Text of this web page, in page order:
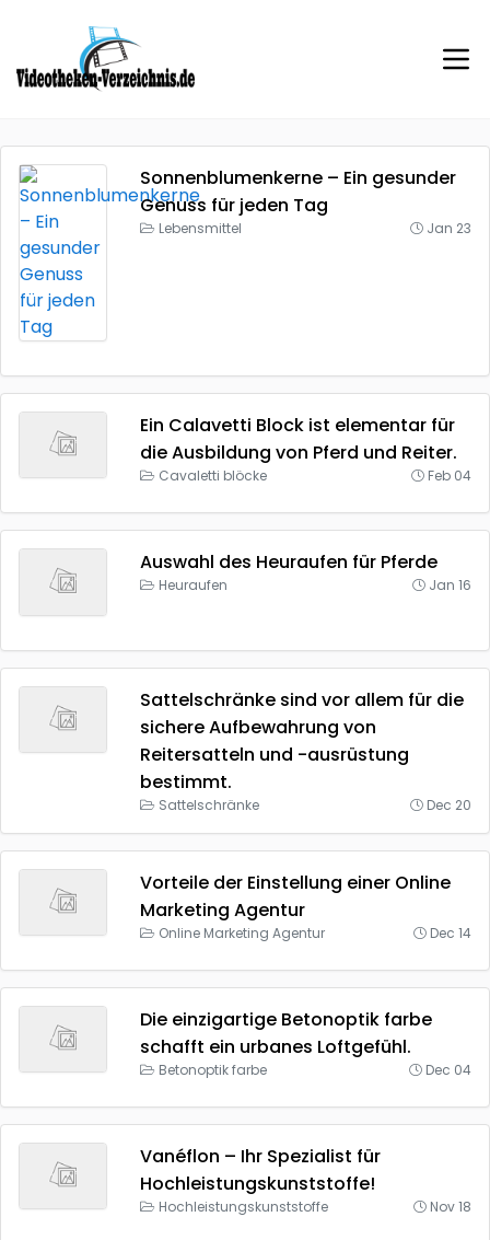
Sonnenblumenkerne – Ein gesunder
Genuss für jeden Tag
Lebensmittel Jan 23
Ein Calavetti Block ist elementar für
die Ausbildung von Pferd und Reiter.
Cavaletti blöcke Feb 04
Auswahl des Heuraufen für Pferde
Heuraufen Jan 16
Sattelschränke sind vor allem für die
sichere Aufbewahrung von
Reitersatteln und -ausrüstung
bestimmt.
Sattelschränke Dec 20
Vorteile der Einstellung einer Online
Marketing Agentur
Online Marketing Agentur Dec 14
Die einzigartige Betonoptik farbe
schafft ein urbanes Loftgefühl.
Betonoptik farbe Dec 04
Vanéflon – Ihr Spezialist für
Hochleistungskunststoffe!
Hochleistungskunststoffe Nov 18